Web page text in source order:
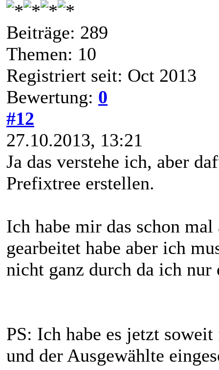
Beiträge: 289
Themen: 10
Registriert seit: Oct 2013
Bewertung: 0
#12
27.10.2013, 13:21
Ja das verstehe ich, aber
Prefixtree erstellen.
Ich habe mir das schon
gearbeitet habe aber ich
nicht ganz durch da ich
PS: Ich habe es jetzt
und der Ausgewählte